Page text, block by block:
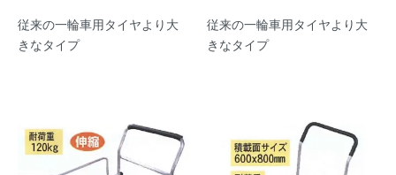
従来の一輪車用タイヤより大
きなタイプ
従来の一輪車用タイヤより大
きなタイプ